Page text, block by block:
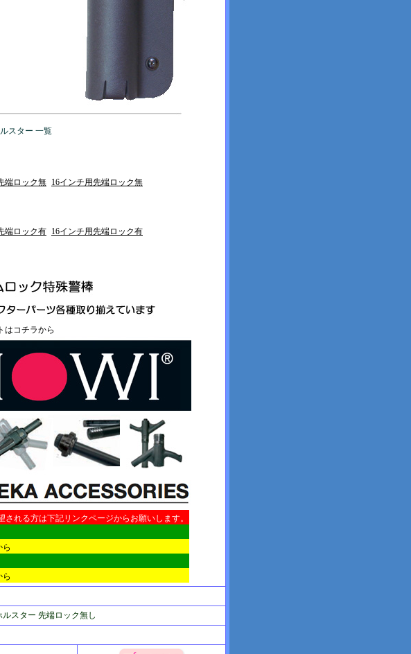
スター 一覧
端ロック無 16インチ用先端ロック無
端ロック有 16インチ用先端ロック有
はコチラから
れる方は下記リンクページからお願いします。
スター 先端ロック無し